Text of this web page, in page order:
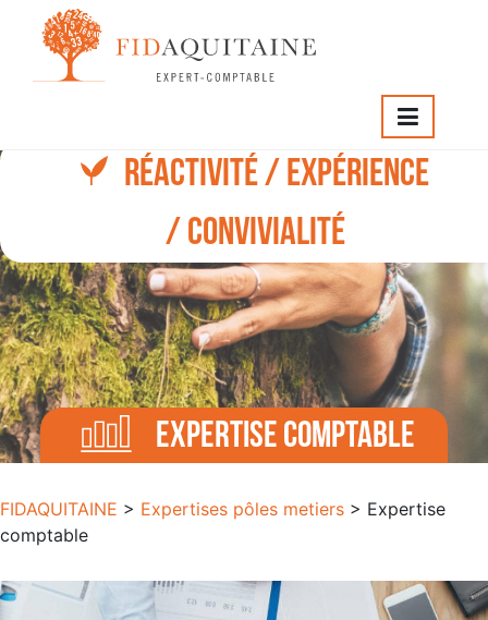
RÉACTIVITÉ / EXPÉRIENCE
/ CONVIVIALITÉ
Expertise comptable
FIDAQUITAINE > Expertises pôles metiers > Expertise
comptable